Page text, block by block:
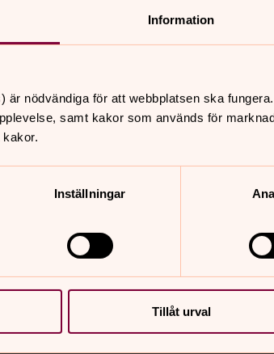
Information
är nödvändiga för att webbplatsen ska
samt kakor som används för
Inställningar
Tillåt urval